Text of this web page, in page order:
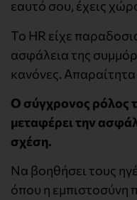
εαυτό σου, έχεις
Το HR είχε
ασφάλεια της
κανόνες.
Ο σύγχρονος ρόλος
μεταφέρει την
σχέση.
Να βοηθήσει τους
όπου η εμπιστοσύνη